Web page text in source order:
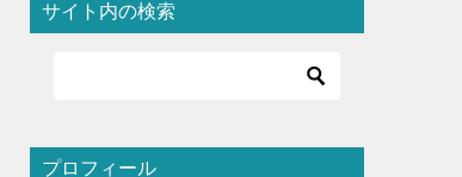
サイト内の検索
プロフィール